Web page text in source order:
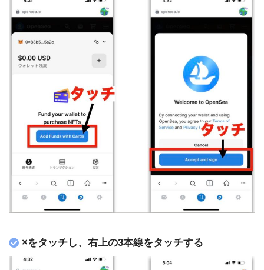
×をタッチし、右上の3本線をタッチする